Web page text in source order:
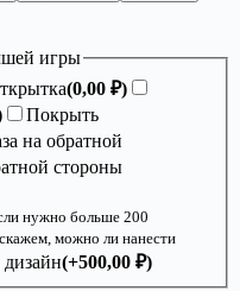
игры
(0,00 ₽)
Покрыть
на обратной
стороны
нужно больше 200
можно ли нанести
(+500,00 ₽)